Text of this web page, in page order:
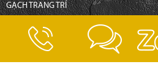
GẠCH TRANG TRÍ
GẠCH ỐP TƯỜNG